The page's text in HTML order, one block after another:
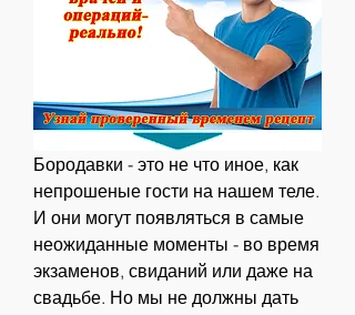
Бородавки - это не что иное, как
непрошеные гости на нашем теле.
И они могут появляться в самые
неожиданные моменты - во время
экзаменов, свиданий или даже на
свадьбе. Но мы не должны дать